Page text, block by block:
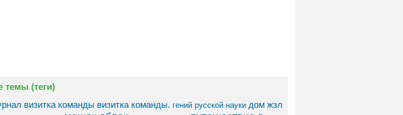
темы (теги)
визитка команды визитка команды. гений русской науки дом жзл